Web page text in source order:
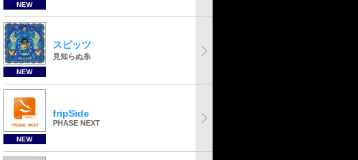
NEW
NEW
スピッツ
見知らぬ糸
NEW
fripSide
PHASE NEXT